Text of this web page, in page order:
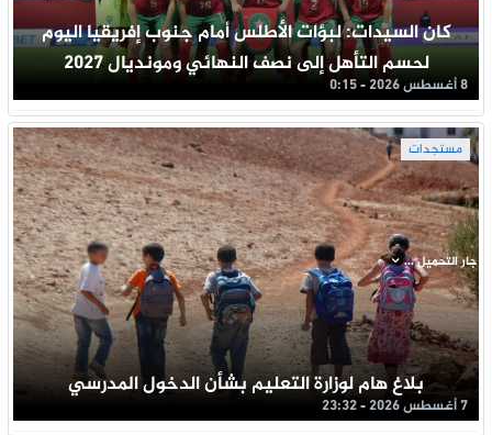
كان السيدات: لبؤات الأطلس أمام جنوب إفريقيا اليوم
لحسم التأهل إلى نصف النهائي ومونديال 2027
8 أغسطس 2026 - 0:15
مستجدات
بلاغ هام لوزارة التعليم بشأن الدخول المدرسي
7 أغسطس 2026 - 23:32
جار التحميل ...